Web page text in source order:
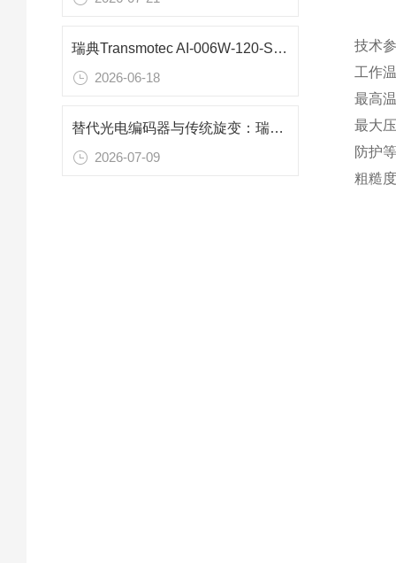
瑞典Transmotec AI-006W-120-SC微型交流电机技术解析
2026-06-18
替代光电编码器与传统旋变：瑞典RO3620-K-R010转台传感解决方案
2026-07-09
技术
工作
最高
最大
防护
粗糙